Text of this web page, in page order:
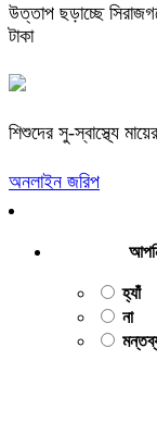
উত্তাপ ছড়াচ্ছে
টাকা
শিশুদের সু-স্বাস্থ্যে
অনলাইন জরিপ
হ্যাঁ
না